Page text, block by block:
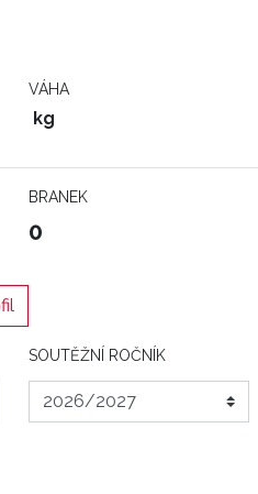
VÁHA
kg
BRANEK
0
SOUTĚŽNÍ ROČNÍK